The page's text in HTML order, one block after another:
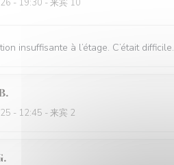
- 19:30 - 来宾 10
insuffisante à l’étage. C’était difficile.
- 12:45 - 来宾 2